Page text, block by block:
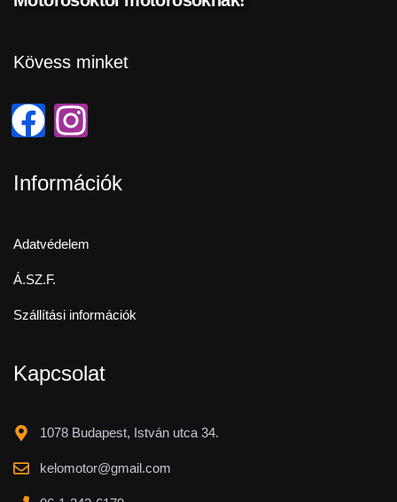
Kövess minket
Információk
Adatvédelem
Á.SZ.F.
Szállítási információk
Kapcsolat
1078 Budapest, István utca 34.
kelomotor@gmail.com